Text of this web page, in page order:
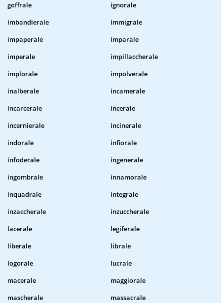
goffrale
ignorale
imbandierale
immigrale
impaperale
imparale
imperale
impillaccherale
implorale
impolverale
inalberale
incamerale
incarcerale
incerale
incernierale
incinerale
indorale
infiorale
infoderale
ingenerale
ingombrale
innamorale
inquadrale
integrale
inzaccherale
inzuccherale
lacerale
legiferale
liberale
librale
logorale
lucrale
macerale
maggiorale
mascherale
massacrale